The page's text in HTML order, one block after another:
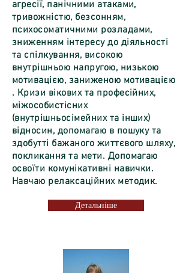
агресії, панічними атаками,
тривожністю, безсонням,
психосоматичними розладами,
зниженням інтересу до діяльності
та спілкування, високою
внутрішньою напругою, низькою
мотивацією, заниженою мотивацією
. Кризи вікових та професійних,
міжособистісних
(внутрішньосімейних та інших)
відносин, допомагаю в пошуку та
здобутті бажаного життєвого шляху,
покликання та мети. Допомагаю
освоїти комунікативні навички.
Навчаю релаксаційних методик.
Детальніше